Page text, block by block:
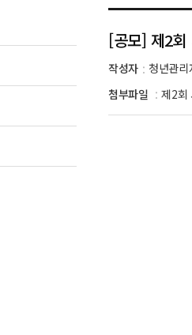
[공모] 제2
작성자 : 청년관리
첨부파일 : 제2회